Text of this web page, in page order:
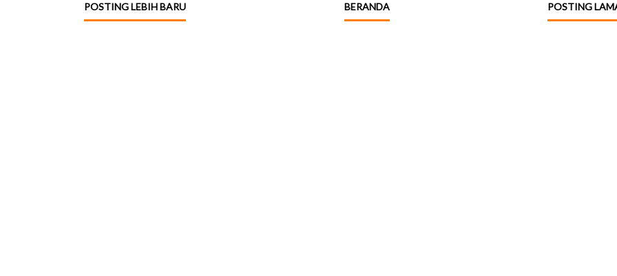
POSTING LEBIH BARU POSTING
BERANDA